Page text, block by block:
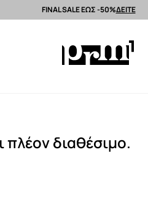
Premium brands >
FINAL SALE ΕΩΣ -50%ΔΕΙΤΕ
πλέον διαθέσιμο.